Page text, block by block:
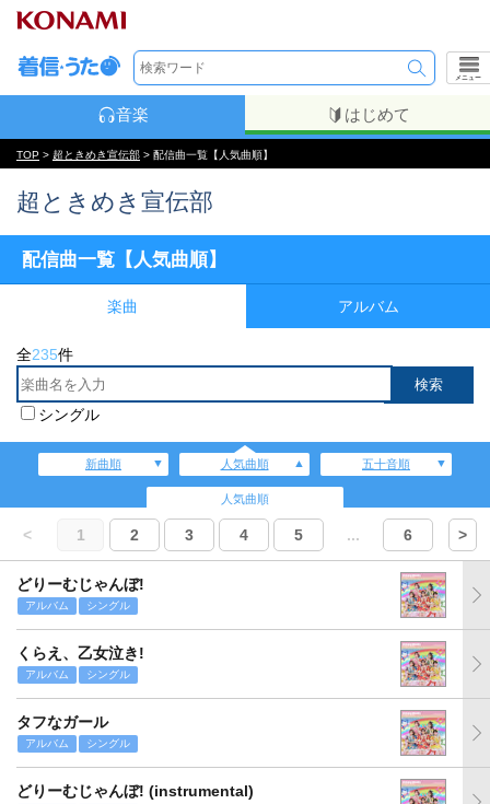
メニュー
音楽 はじめて
TOP > 超ときめき宣伝部 > 配信曲一覧【人気曲順】
超ときめき宣伝部
配信曲一覧【人気曲順】
楽曲 アルバム
全235件
シングル
新曲順 人気曲順 五十音順
人気曲順
< 1 2 3 4 5 ... 6 >
どりーむじゃんぼ!
アルバム シングル
くらえ、乙女泣き!
アルバム シングル
タフなガール
アルバム シングル
どりーむじゃんぼ! (instrumental)